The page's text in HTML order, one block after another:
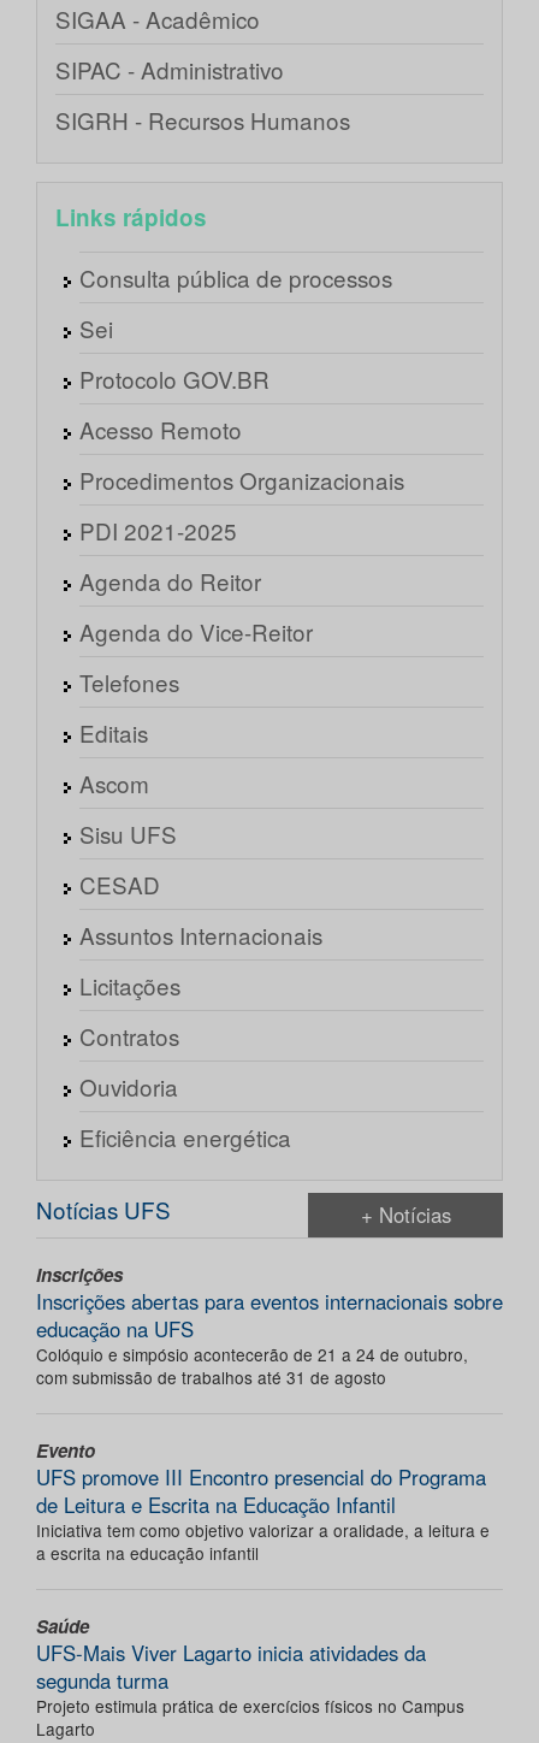
SIGAA - Acadêmico
SIPAC - Administrativo
SIGRH - Recursos Humanos
Links rápidos
Consulta pública de processos
Sei
Protocolo GOV.BR
Acesso Remoto
Procedimentos Organizacionais
PDI 2021-2025
Agenda do Reitor
Agenda do Vice-Reitor
Telefones
Editais
Ascom
Sisu UFS
CESAD
Assuntos Internacionais
Licitações
Contratos
Ouvidoria
Eficiência energética
Notícias UFS + Notícias
Inscrições
Inscrições abertas para eventos internacionais sobre
educação na UFS
Colóquio e simpósio acontecerão de 21 a 24 de outubro,
com submissão de trabalhos até 31 de agosto
Evento
UFS promove III Encontro presencial do Programa
de Leitura e Escrita na Educação Infantil
Iniciativa tem como objetivo valorizar a oralidade, a leitura e
a escrita na educação infantil
Saúde
UFS-Mais Viver Lagarto inicia atividades da
segunda turma
Projeto estimula prática de exercícios físicos no Campus
Lagarto